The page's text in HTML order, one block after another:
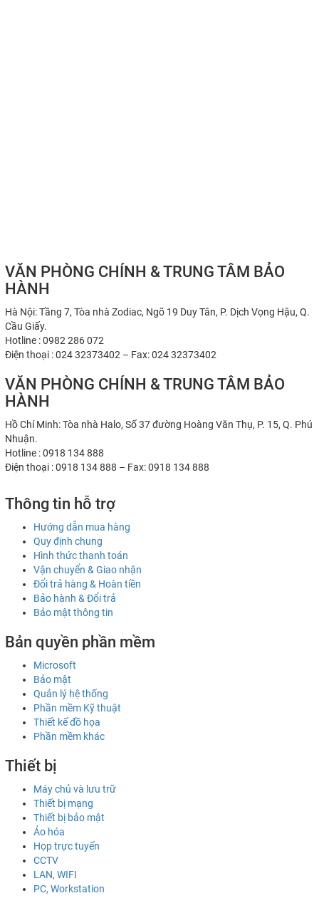
VĂN PHÒNG CHÍNH & TRUNG TÂM BẢO
HÀNH
Hà Nội: Tầng 7, Tòa nhà Zodiac, Ngõ 19 Duy Tân, P. Dịch Vọng Hậu, Q.
Cầu Giấy.
Hotline : 0982 286 072
Điện thoại : 024 32373402 – Fax: 024 32373402
VĂN PHÒNG CHÍNH & TRUNG TÂM BẢO
HÀNH
Hồ Chí Minh: Tòa nhà Halo, Số 37 đường Hoàng Văn Thụ, P. 15, Q. Phú
Nhuận.
Hotline : 0918 134 888
Điện thoại : 0918 134 888 – Fax: 0918 134 888
Thông tin hỗ trợ
Hướng dẫn mua hàng
Quy định chung
Hình thức thanh toán
Vận chuyển & Giao nhận
Đổi trả hàng & Hoàn tiền
Bảo hành & Đổi trả
Bảo mật thông tin
Bản quyền phần mềm
Microsoft
Bảo mật
Quản lý hệ thống
Phần mềm Kỹ thuật
Thiết kế đồ họa
Phần mềm khác
Thiết bị
Máy chủ và lưu trữ
Thiết bị mạng
Thiết bị bảo mật
Ảo hóa
Họp trực tuyến
CCTV
LAN, WIFI
PC, Workstation